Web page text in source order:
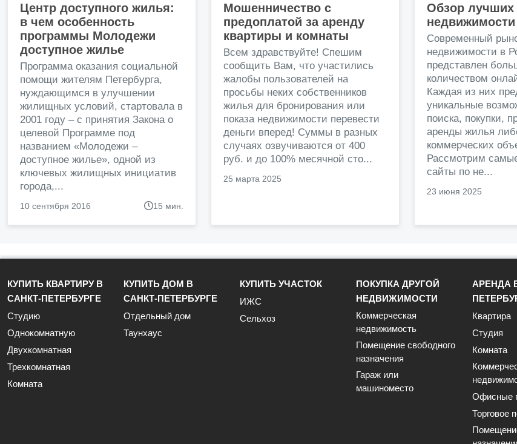
Центр доступного жилья:
в чем особенность
программы Молодежи
доступное жилье
Программа оказания социальной
помощи жителям Петербурга,
нуждающимся в улучшении
жилищных условий, стартовала в
2001 году – с принятия Закона о
целевой Программе под
названием «Молодежи –
доступное жилье», одной из
ключевых жилищных инициатив
города,...
10 сентября 2016 15 мин.
Мошенничество с
предоплатой за аренду
квартиры и комнаты
Всем здравствуйте! Спешим
сообщить Вам, что участились
жалобы пользователей на
просьбы неких собственников
жилья для бронирования или
показа недвижимости перевести
деньги вперед! Суммы в разных
случаях озвучиваются от 400
руб. и до 100% месячной сто...
25 марта 2025
Обзор лучших
Современный
недвижимости в
представлен
количеством
Каждая из них
уникальные
поиска, покупки,
аренды жилья
коммерческих
Рассмотрим
сайты по не...
23 июня 2025
КУПИТЬ КВАРТИРУ В
САНКТ-ПЕТЕРБУРГЕ
Студию
Однокомнатную
Двухкомнатная
Трехкомнатная
Комната
КУПИТЬ ДОМ В
САНКТ-ПЕТЕРБУРГЕ
Отдельный дом
Таунхаус
КУПИТЬ УЧАСТОК
ИЖС
Сельхоз
ПОКУПКА ДРУГОЙ
НЕДВИЖИМОСТИ
Коммерческая
недвижимость
Помещение свободного
назначения
Гараж или
машиноместо
АРЕНДА
Квартира
Студия
Комната
Офисные
Торговое